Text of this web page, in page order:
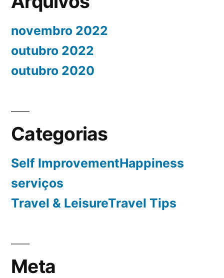
novembro 2022
outubro 2022
outubro 2020
Categorias
Self ImprovementHappiness
serviços
Travel & LeisureTravel Tips
Meta